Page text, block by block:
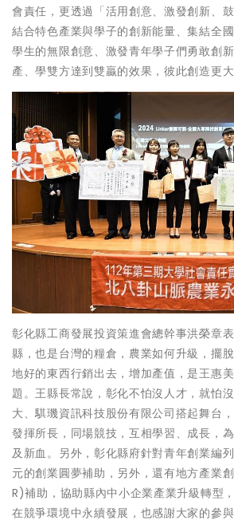
會責任，更透過「活用創意、激發創新、
結合特色產業與學子的創新能量、集結全
學生的無限創意、激發青年學子們勇敢創
產、學雙方達到雙贏的效果，彼此創造更大
彰化縣工商發展投資策進會總幹事洪榮章
縣，也是台灣的糧倉，農業如何升級，擺
地好的東西行銷出去，增加產值，是王惠
題。王縣長常說，彰化不怕沒人才，就怕
大、騏璣資訊科技股份有限公司搭起舞台
發揮所長，同場競技，互相學習、成長，
及新血。另外，彰化縣府針對青年創業編
元的創業圓夢補助，另外，還有地方產業
R)補助，協助縣內中小企業產業升級轉型
在競爭環境中永續發展，也感謝大家的參與